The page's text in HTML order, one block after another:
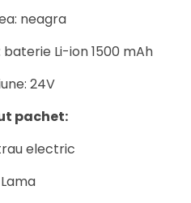
neagra
Li-ion 1500 mAh
24V
pachet:
electric